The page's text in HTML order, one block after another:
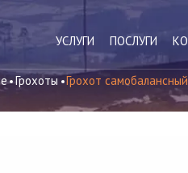
УСЛУГИ ПОСЛУГИ
Грохоты Грохот